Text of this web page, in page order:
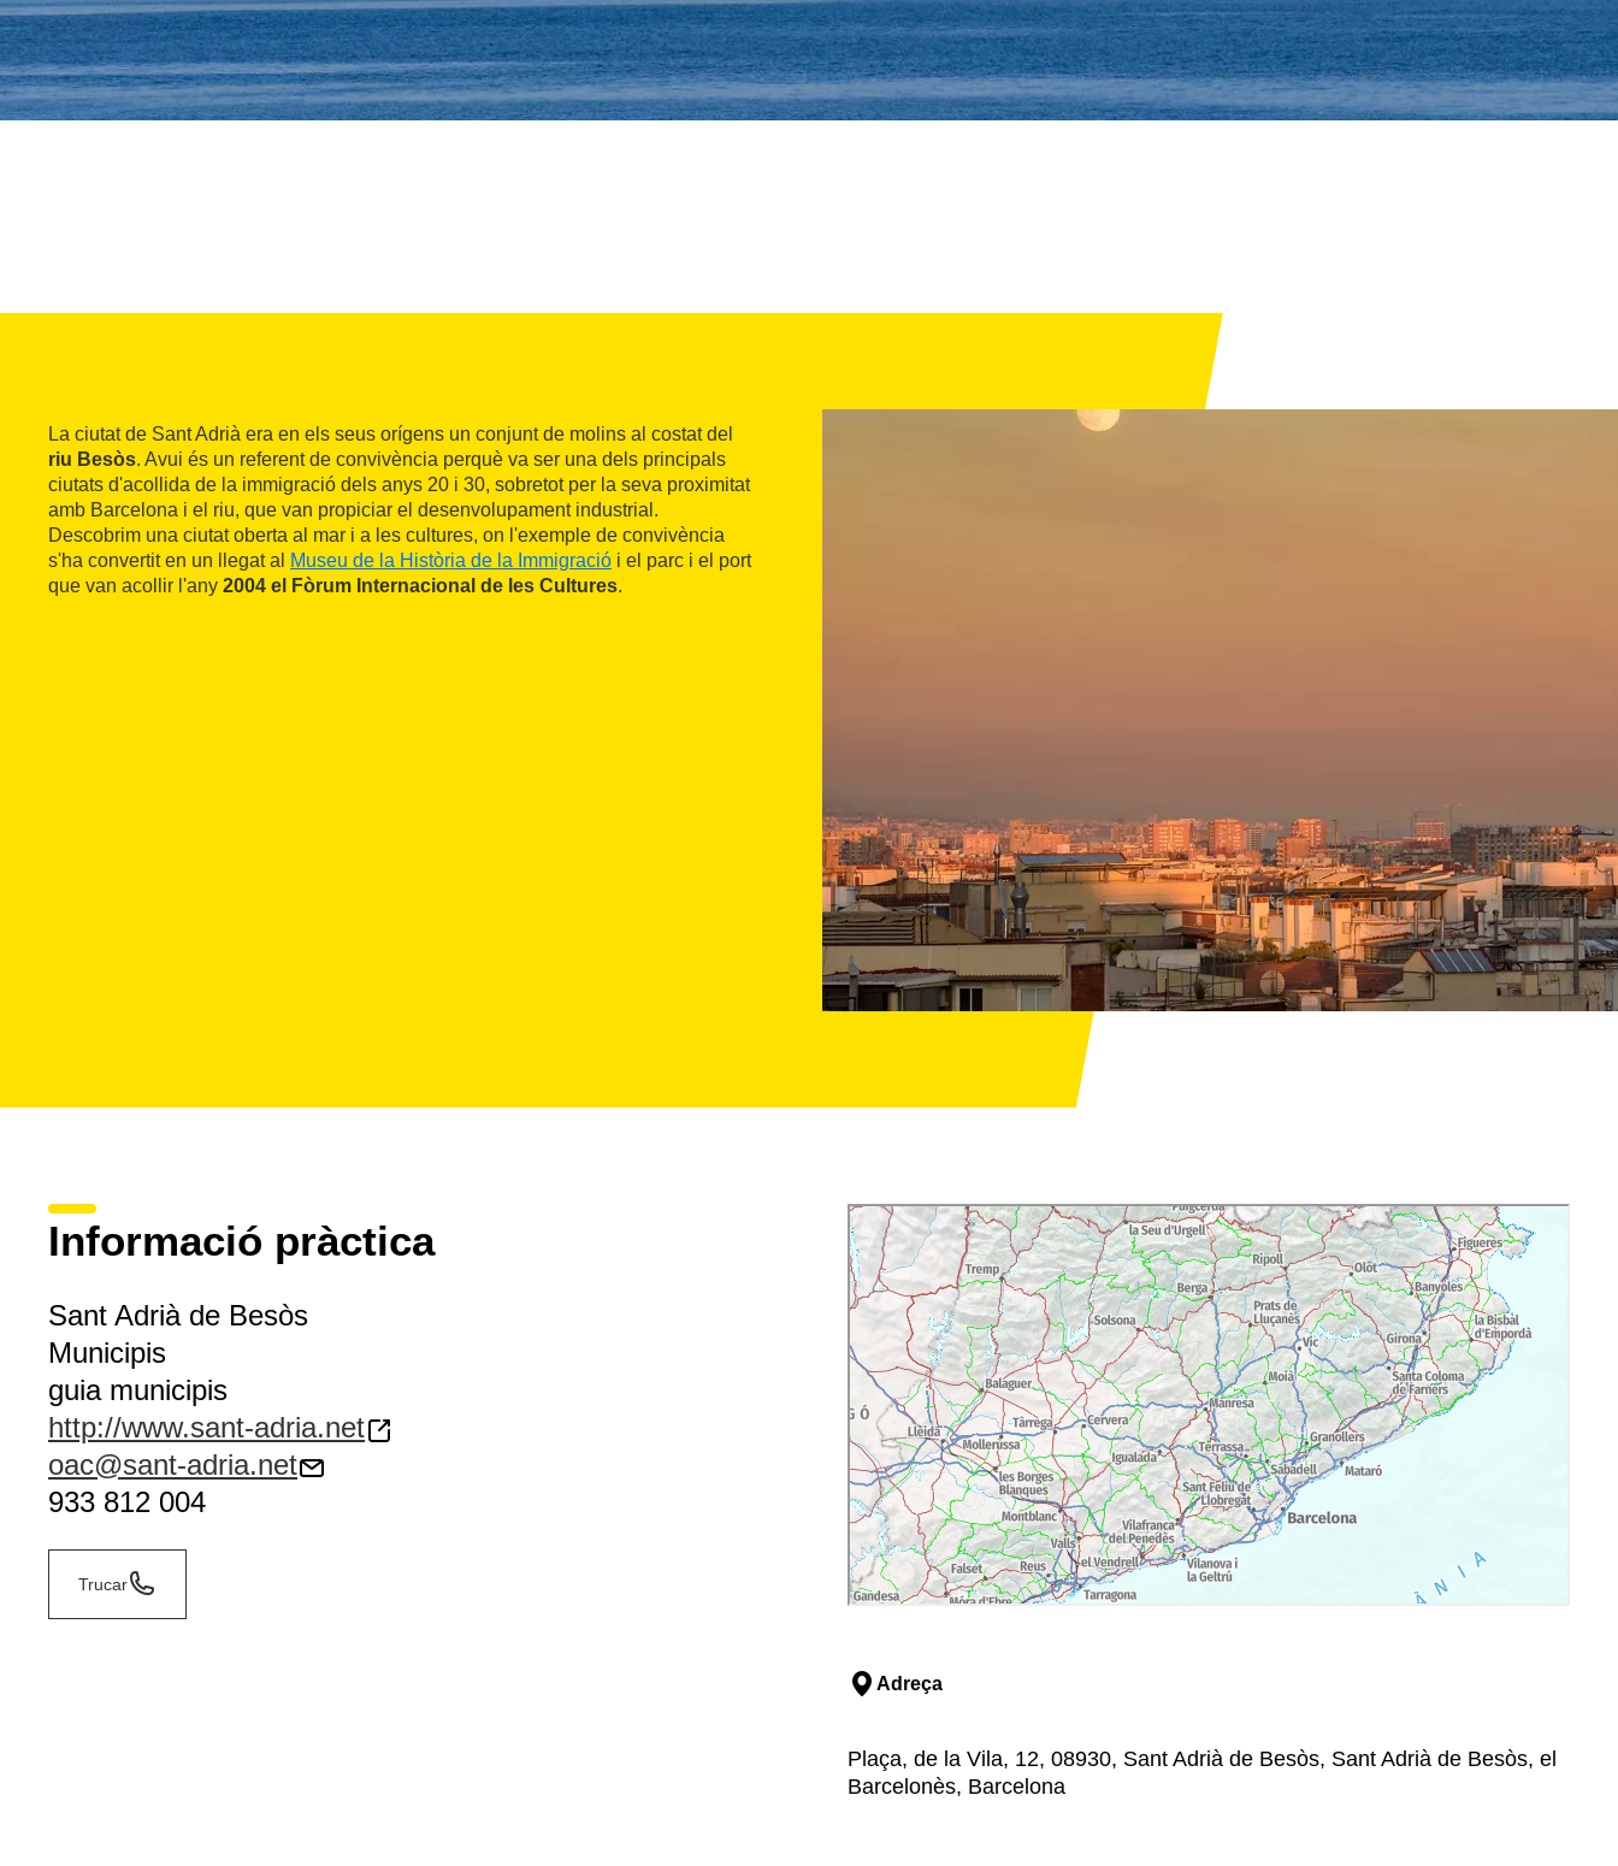
La ciutat de Sant Adrià era en els seus orígens un conjunt de molins al costat del
riu Besòs. Avui és un referent de convivència perquè va ser una dels principals
ciutats d'acollida de la immigració dels anys 20 i 30, sobretot per la seva proximitat
amb Barcelona i el riu, que van propiciar el desenvolupament industrial.
Descobrim una ciutat oberta al mar i a les cultures, on l'exemple de convivència
s'ha convertit en un llegat al
Museu de la Història de la Immigració i el parc i el port
que van acollir l'any 2004 el Fòrum Internacional de les Cultures.
Informació pràctica
Sant Adrià de Besòs
Municipis
guia municipis
http://www.sant-adria.net
oac@sant-adria.net
933 812 004
Trucar
Adreça
Plaça, de la Vila, 12, 08930, Sant Adrià de Besòs, Sant Adrià de Besòs, el
Barcelonès, Barcelona